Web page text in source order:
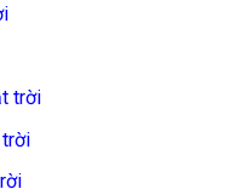
trời